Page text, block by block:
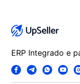
ERP Integrado e